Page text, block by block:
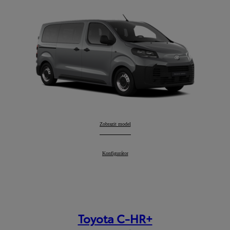
Proace Verso:
Zobrazit model
Proace Verso:
Konfigurátor
Toyota C-HR+